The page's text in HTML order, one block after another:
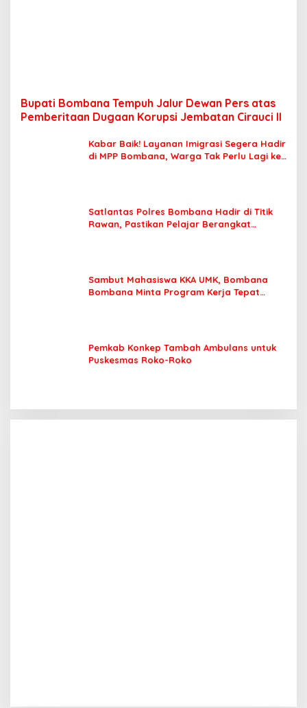
Bupati Bombana Tempuh Jalur Dewan Pers atas
Pemberitaan Dugaan Korupsi Jembatan Cirauci II
Kabar Baik! Layanan Imigrasi Segera Hadir
di MPP Bombana, Warga Tak Perlu Lagi ke
Satlantas Polres Bombana Hadir di Titik
Rawan, Pastikan Pelajar Berangkat
Sambut Mahasiswa KKA UMK, Bombana
Bombana Minta Program Kerja Tepat
Pemkab Konkep Tambah Ambulans untuk
Puskesmas Roko-Roko